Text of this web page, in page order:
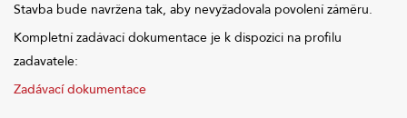
Stavba bude navržena tak, aby nevyžadovala povolení záměru.
Kompletní zadávací dokumentace je k dispozici na profilu
zadavatele:
Zadávací dokumentace